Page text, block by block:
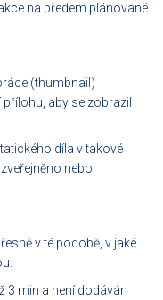
na předem plánované
(thumbnail)
aby se zobrazil
díla v takové
nebo
v té podobě, v jaké
3 min a není dodáván